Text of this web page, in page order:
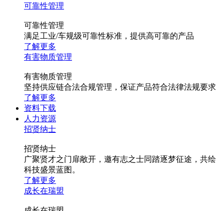
可靠性管理
可靠性管理
满足工业/车规级可靠性标准，提供高可靠的产品
了解更多
有害物质管理
有害物质管理
坚持供应链合法合规管理，保证产品符合法律法规要求
了解更多
资料下载
人力资源
招贤纳士
招贤纳士
广聚贤才之门扉敞开，邀有志之士同踏逐梦征途，共绘
科技盛景蓝图。
了解更多
成长在瑞盟